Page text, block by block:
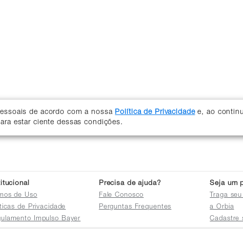
de acordo com a nossa Política de Privacidadee, ao
estar ciente dessas condições.
de Uso
de Privacidade
Impulso Bayer
Precisa de ajuda?
Fale Conosco
Perguntas Frequentes
Seja um
Traga
a Orbia
Cadastre